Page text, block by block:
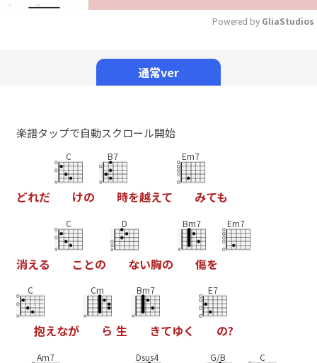
Powered by GliaStudios
通常ver
楽譜タップで自動スクロール開始
どれだ
C
けの
B7
時を越えて
Em7
みても
消える
C
こ との
D
ない胸の
Bm7
傷を
Em7
C
抱えなが
Cm
ら 生
Bm7
きてゆく
E7
の?
Am7 Dsus4 G/B C